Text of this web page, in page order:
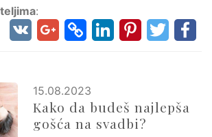
:
15.08.2023
Kako da budeš najlepša
gošća na svadbi?